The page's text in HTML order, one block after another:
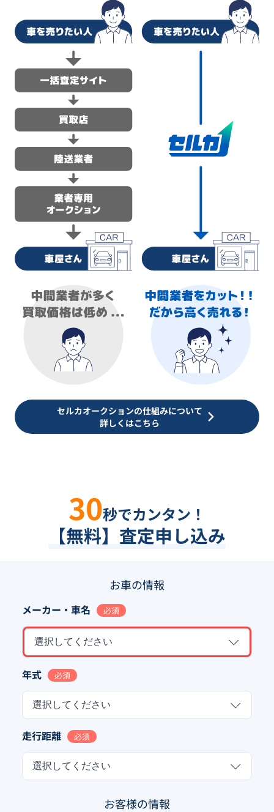
セルカオークションの仕組みについて
詳しくはこちら
30秒でカンタン！
【無料】査定申し込み
お車の情報
メーカー・車名 必須
選択してください
年式 必須
選択してください
走行距離 必須
選択してください
お客様の情報